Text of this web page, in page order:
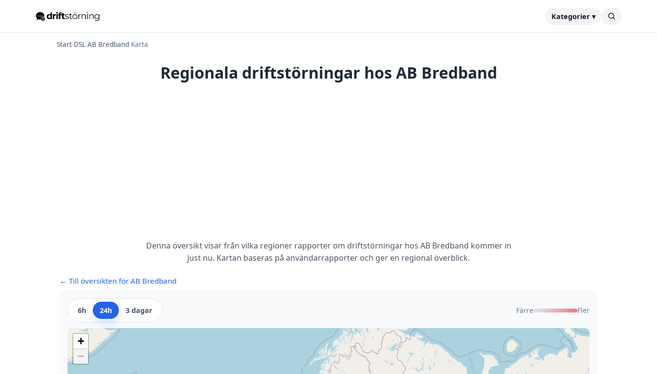
Kategorier ▾
Start›DSL›AB Bredband›Karta
Regionala driftstörningar hos AB Bredband
Denna översikt visar från vilka regioner rapporter om driftstörningar hos AB Bredband kommer in
just nu. Kartan baseras på användarrapporter och ger en regional överblick.
← Till översikten för AB Bredband
6h 24h 3 dagar Färre Fler
+
−